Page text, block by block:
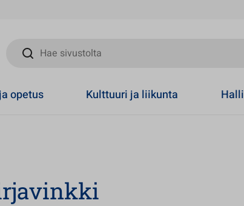
Hae sivustolta
opetus Kulttuuri ja liikunta